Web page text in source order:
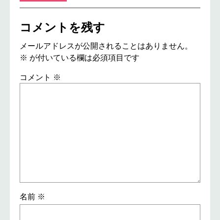
コメントを残す
メールアドレスが公開されることはありません。
※ が付いている欄は必須項目です
コメント ※
名前 ※